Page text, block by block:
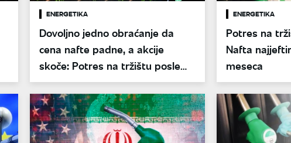
ENERGETIKA
Dovoljno jedno obraćanje da
cena nafte padne, a akcije
skoče: Potres na tržištu posle
američke odluke
ENERGETIKA
Potres na
Nafta
meseca